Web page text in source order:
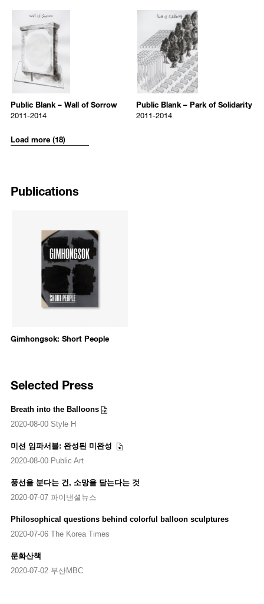
to the spheres of art. Utilizing both visible and invisible languages,
Gimhongsok effectively engages the audience in an open dialogue on
the collisions and fissures spawned by the non-Western appropriation
of Occidental philosophies and perspectives, including the inevitable
limitation of derivations and translations, the social morals of
performance/labor, and the politics of objects/materials.
Encompassing a range of mediums including sculpture, painting,
balances humor with incisive and thought-provoking explorations of
contemporary social dynamics.
Sculpture from the College of Fine Arts at Seoul National University.
exhibitions include2019 Title Match: Gimhongsok vs. SEO Hyun-Suk
—Incomplete Ruins, Buk-Seoul Museum of Art (2019);
Century Museum of Contemporary Art, Kanazawa (2018);
Other Face of the Moon
, Asia Culture Center, Gwangju (2017);
Labor Bad Art
, PLATEAU, Samsung Museum of Art, Seoul (2013);
You Need is LOVE, Mori Art Museum, Tokyo (2013);
Prize: 2012, the National Museum of Modern and Contemporary Art,
exhibitions such as Suzu 2017: Oku-Noto Triennale, Suzu City, the 3
Contemporary Art Biennale (2009), and two editions of the Venice
Biennale in 2005 and 2003. Since 2006, he is also a member of the
and Chen Shaoxiong (China). The Xijing Men hail, conceptually, from
the fictitious city of Xijing (西京), an imagined political entity in East
absurdity to create videos and installations that bring the city into
reality. The trio’s works have been introduced in both solo and group
Guggenheim Museum Bilbao (2018), the Solomon R. Guggenheim
Museum, New York (2017), Culture City of East Asia 2017 Kyoto: Asia
Contemporary Art, Kanazawa (2016), and the National Museum of
Modern and Contemporary Art, Korea, Seoul (2015). Gimhongsok’s
Contemporary Art Museum, Kumamoto; 21
Contemporary Art, Kanazawa; the National Gallery of Canada, Ottawa;
토 트리엔날레(2017), 난징 국제 아트 페스티벌(2016), 요코하마 트리엔
날레(2014), 광주비엔날레(2012), 리옹비엔날레(2009), 베니스비엔날레
(2003, 2005) 등 다수의 대형 국제전에도 참여했으며 2006년 동료 아티
스트 첸 샤오시옹(중국), 츠요시 오자와(일본)와 함께 아티스트 컬렉티
브 ‘시징맨(西京人, Xijing Men)’을 결성하여 활동을 겸하고 있다. 가상의
국가 서경(西京)을 현재로 소환한 영상, 설치 작업은 샌프란시스코 현대
미술관(2018), 뉴욕 및 빌바오 구겐하임미술관(2017-2018), 동아시아 문
화도시 교토(2017), 가나자와 21세기 미술관(2016), 국립현대미술관
(2015) 등에서 개인전 혹은 그룹전의 형태로 전시된 바 있다. 김홍석의
술관, 프랑스 컨템포러리 아트 센터 르 콩소르시움, 일본 구마모토 미술
관, 가나자와 21세기 미술관을 비롯하여 국립현대미술관, 서울시립미술
북서울미술관, 2019
/upload/artworks/7500_5f0e89cbb36d8_2000.jpg
Public Blank – Wall of Sorrow
2011-2014
Public Blank – Wall of Sorrow
2011-2014
pen and watercolor on paper, framed
52.7 x 40 cm
Public Blank – Wall of Sorrow
2011-2014
/upload/artworks/
Public Blank – Park of Solidarity
2011-2014
Public Blank – Park of Solidarity
2011-2014
pen and watercolor on paper,
52.7 x 40 cm
Public Blank – Park of Solidarity
2011-2014
Load more (18)
Publications
Gimhongsok: Short People
Selected Press
Breath into the Balloons
2020-08-00 Style H
미션 임파서블: 완성된 미완성
2020-08-00 Public Art
풍선을 분다는 건, 소망을 담는다는 것
2020-07-07 파이낸셜뉴스
Philosophical questions behind colorful balloon sculptures
2020-07-06 The Korea Times
문화산책
2020-07-02 부산MBC